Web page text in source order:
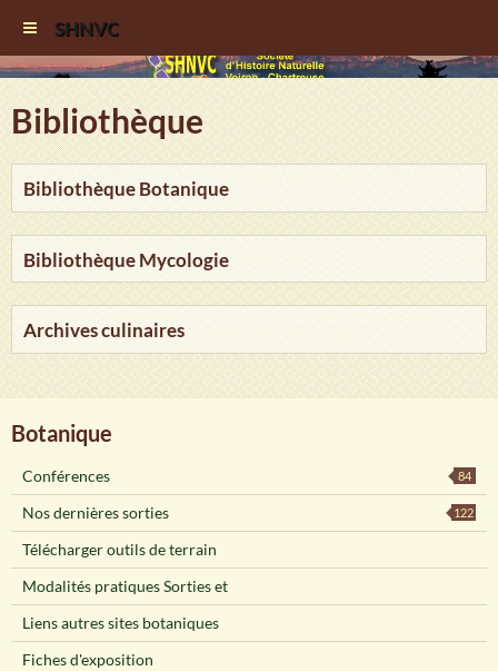
SHNVC
Bibliothèque
Bibliothèque Botanique
Bibliothèque Mycologie
Archives culinaires
Botanique
Conférences 84
Nos dernières sorties 122
Télécharger outils de terrain
Modalités pratiques Sorties et
Liens autres sites botaniques
Fiches d'exposition